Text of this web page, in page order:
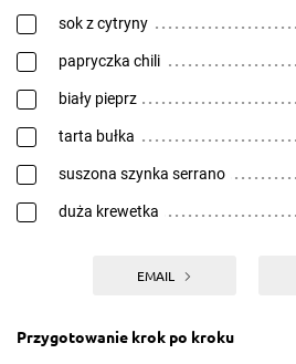
sok z cytryny
papryczka chili
biały pieprz
tarta bułka
suszona szynka serrano
duża krewetka
EMAIL
Przygotowanie krok po kroku